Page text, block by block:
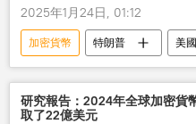
2025年1月24日, 01:12
加密貨幣 特朗普 美國
人工智能
計劃
研究報告：2024年全球加密貨
取了22億美元